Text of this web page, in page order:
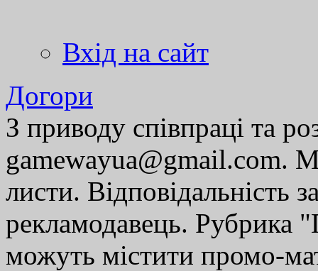
Вхід на сайт
Догори
З приводу співпраці та
gamewayua@gmail.com.
листи. Відповідальність
рекламодавець. Рубрика
можуть містити промо-